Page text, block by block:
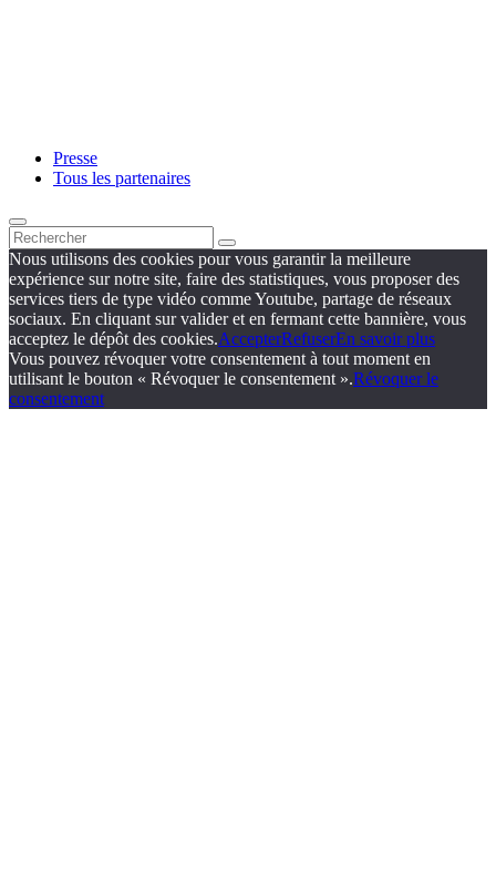
Presse
Tous les partenaires
Nous utilisons des cookies pour vous garantir la meilleure
expérience sur notre site, faire des statistiques, vous proposer des
services tiers de type vidéo comme Youtube, partage de réseaux
sociaux. En cliquant sur valider et en fermant cette bannière, vous
acceptez le dépôt des cookies.AccepterRefuserEn savoir plus
Vous pouvez révoquer votre consentement à tout moment en
utilisant le bouton « Révoquer le consentement ».Révoquer le
consentement